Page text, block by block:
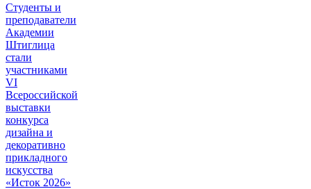
Студенты и
преподаватели
Академии
Штиглица
стали
участниками
VI
Всероссийской
выставки
конкурса
дизайна и
декоративно
прикладного
искусства
«Исток 2026»